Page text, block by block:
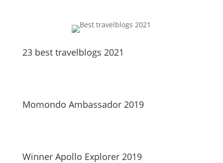
23 best travelblogs 2021
Momondo Ambassador 2019
Winner Apollo Explorer 2019